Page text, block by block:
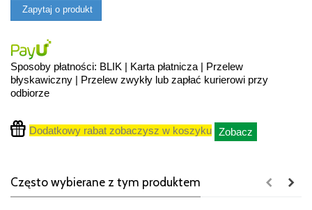
Zapytaj o produkt
Sposoby płatności: BLIK | Karta płatnicza | Przelew
błyskawiczny | Przelew zwykły lub zapłać kurierowi przy
odbiorze
Dodatkowy rabat zobaczysz w koszyku Zobacz
Często wybierane z tym produktem